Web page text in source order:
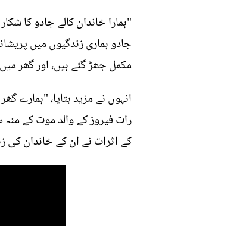
"ہمارا خاندان کالے جادو کا
جادو ہماری زندگیوں میں
مکمل جھڑ گئے ہیں، اور گھر
انہوں نے مزید بتایا، "ہمارے
رات فیروز کے والد موت کے
کے اثرات نے ان کے خاندان کی